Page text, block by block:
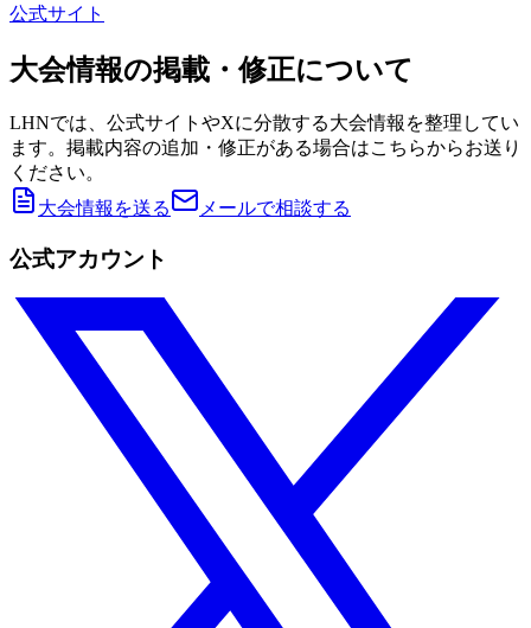
公式サイト
大会情報の掲載・修正について
LHNでは、公式サイトやXに分散する大会情報を整理してい
ます。掲載内容の追加・修正がある場合はこちらからお送り
ください。
大会情報を送る
メールで相談する
公式アカウント